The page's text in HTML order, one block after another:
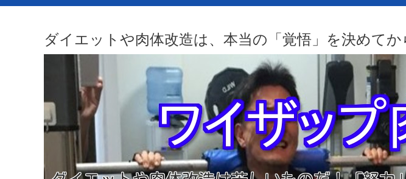
ダイエットや肉体改造は、本当の「覚悟」を決めてか